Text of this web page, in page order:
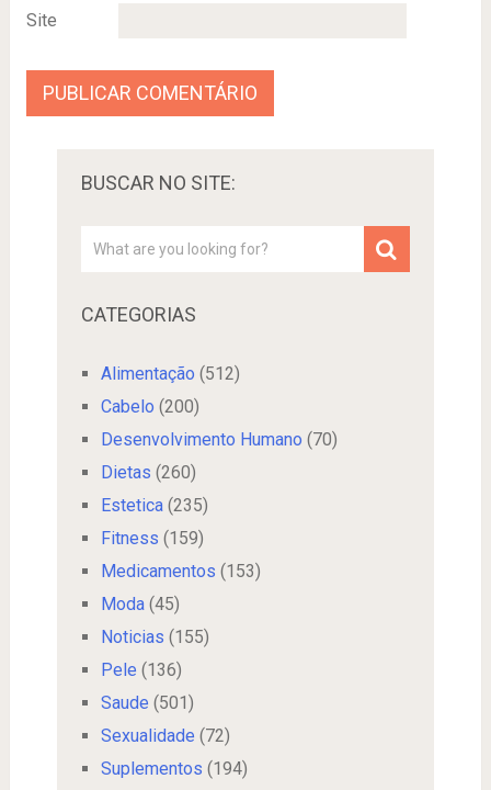
Site
BUSCAR NO SITE:
CATEGORIAS
Alimentação (512)
Cabelo (200)
Desenvolvimento Humano (70)
Dietas (260)
Estetica(235)
Fitness (159)
Medicamentos (153)
Moda(45)
Noticias (155)
Pele (136)
Saude (501)
Sexualidade (72)
Suplementos (194)